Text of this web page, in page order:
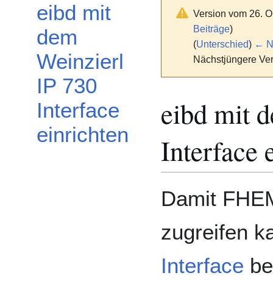
eibd mit
dem
Weinzierl
IP 730
Interface
einrichten
Version vom 26.
Beiträge)
(Unterschied) ←
Nächstjüngere
eibd mit
Interface
Damit
zugreifen
Interface